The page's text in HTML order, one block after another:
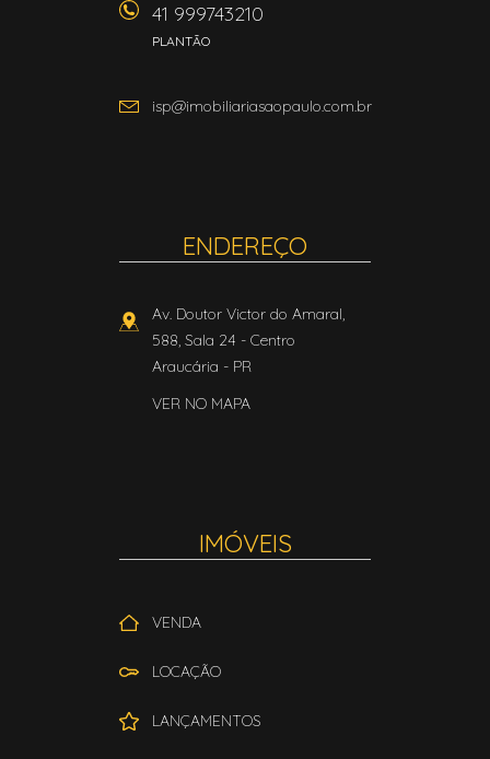
41 999743210
PLANTÃO
isp@imobiliariasaopaulo.com.br
ENDEREÇO
Av. Doutor Victor do Amaral,
588, Sala 24 - Centro
Araucária - PR
VER NO MAPA
IMÓVEIS
VENDA
LOCAÇÃO
LANÇAMENTOS